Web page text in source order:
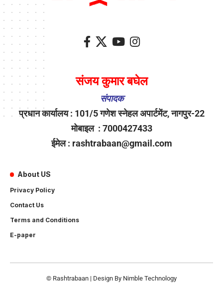
संजय कुमार बघेल
संपादक
प्रधान कार्यालय : 101/5 गणेश स्नेहल अपार्टमेंट, नागपुर-22
मोबाइल : 7000427433
ईमेल : rashtrabaan@gmail.com
About US
Privacy Policy
Contact Us
Terms and Conditions
E-paper
© Rashtrabaan | Design By Nimble Technology